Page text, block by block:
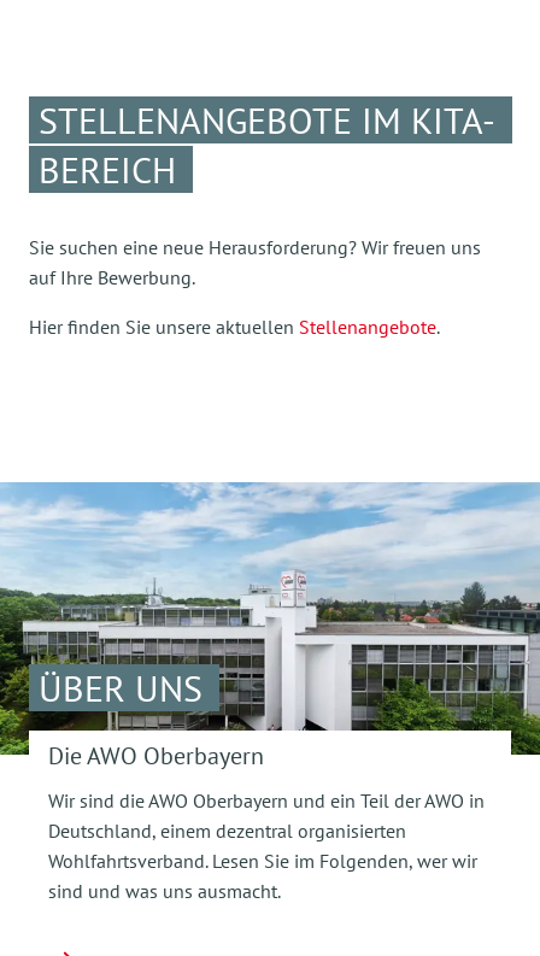
STELLENANGEBOTE IM KITA-
BEREICH
Sie suchen eine neue Herausforderung? Wir freuen uns
auf Ihre Bewerbung.
Hier finden Sie unsere aktuellen Stellenangebote.
ÜBER UNS
Die AWO Oberbayern
Wir sind die AWO Oberbayern und ein Teil der AWO in
Deutschland, einem dezentral organisierten
Wohlfahrtsverband. Lesen Sie im Folgenden, wer wir
sind und was uns ausmacht.